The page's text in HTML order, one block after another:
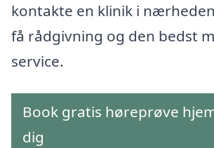
kontakte en klinik i
få rådgivning og den bedst
service.
Book gratis høreprøve
dig